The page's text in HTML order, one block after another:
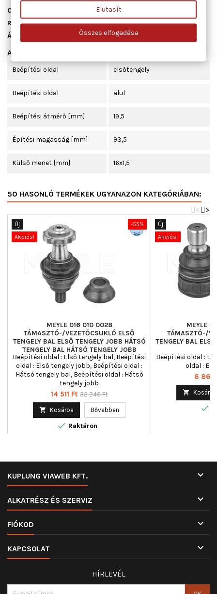
Cikkszám
Raktáron8 db
Állapot
Adatlap
Beépítési oldal elsőtengely
Beépítési oldal alul
Beépítési átmérő [mm] 19,5
Építési magasság [mm] 93,5
Külső menet [mm] 16x1,5
50 HASONLÓ TERMÉKEK UGYANAZON KATEGÓRIÁBAN:
>
<
-55%
Új
Akciós!
MEYLE 016 010 0028
TÁMASZTÓ-/VEZETŐCSUKLÓ ELSŐ
TENGELY BAL ELSŐ TENGELY JOBB HÁTSÓ
TENGELY BAL HÁTSÓ TENGELY JOBB
MERCEDES-BENZ
Beépítési oldal : Első tengely bal, Beépítési
oldal : Első tengely jobb, Beépítési oldal :
Hátsó tengely bal, Beépítési oldal : Hátsó
tengely jobb
Ár
14 511 Ft Normál
32 246 Ft
 Kosárba Bővebben
 Raktáron
Új
Akciós!
MEYLE
TÁMASZTÓ-/
TENGELY BAL
Beépítési oldal :
oldal :
Ár
6 863
 Kosárba

KUPLUNG VIAWEB KFT. 
ALKATRÉSZ ÉS SZERVIZ 
FIÓKOD 
KAPCSOLAT 
HÍRLEVÉL
Elutasít
Összes elfogadása